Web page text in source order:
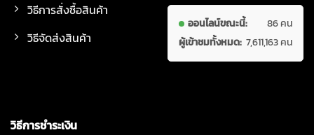
วิธีการสั่งซื้อสินค้า
วิธีจัดส่งสินค้า
ออนไลน์ขณะนี้:
86 คน
ผู้เข้าชมทั้งหมด: 7,611,163 คน
วิธีการชำระเงิน